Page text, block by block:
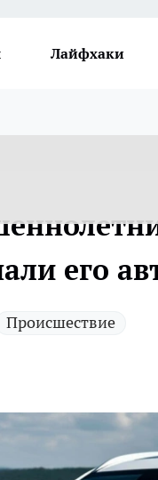
Лайфхаки
его
Происшествие